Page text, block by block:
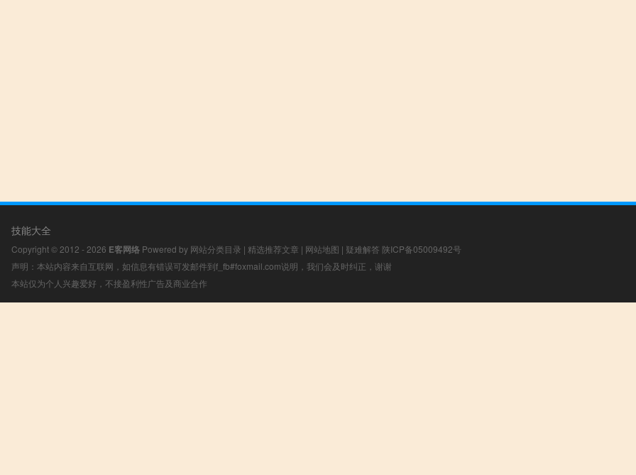
技能大全
Copyright © 2012 - 2026 E客网络 Powered by 网站分类目录 | 精选推荐文章 | 网站地图 | 疑难解答 陕ICP备05009492号
声明：本站内容来自互联网，如信息有错误可发邮件到f_fb#foxmail.com说明，我们会及时纠正，谢谢
本站仅为个人兴趣爱好，不接盈利性广告及商业合作